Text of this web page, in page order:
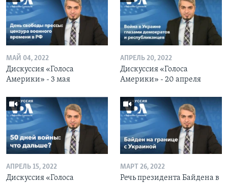
МАЙ 04, 2022
Дискуссия «Голоса
Америки» - 3 мая
АПРЕЛЬ 20, 2022
Дискуссия «Голоса
Америки» - 20 апреля
АПРЕЛЬ 15, 2022
Дискуссия «Голоса
МАРТ 26, 2022
Речь президента Байдена в